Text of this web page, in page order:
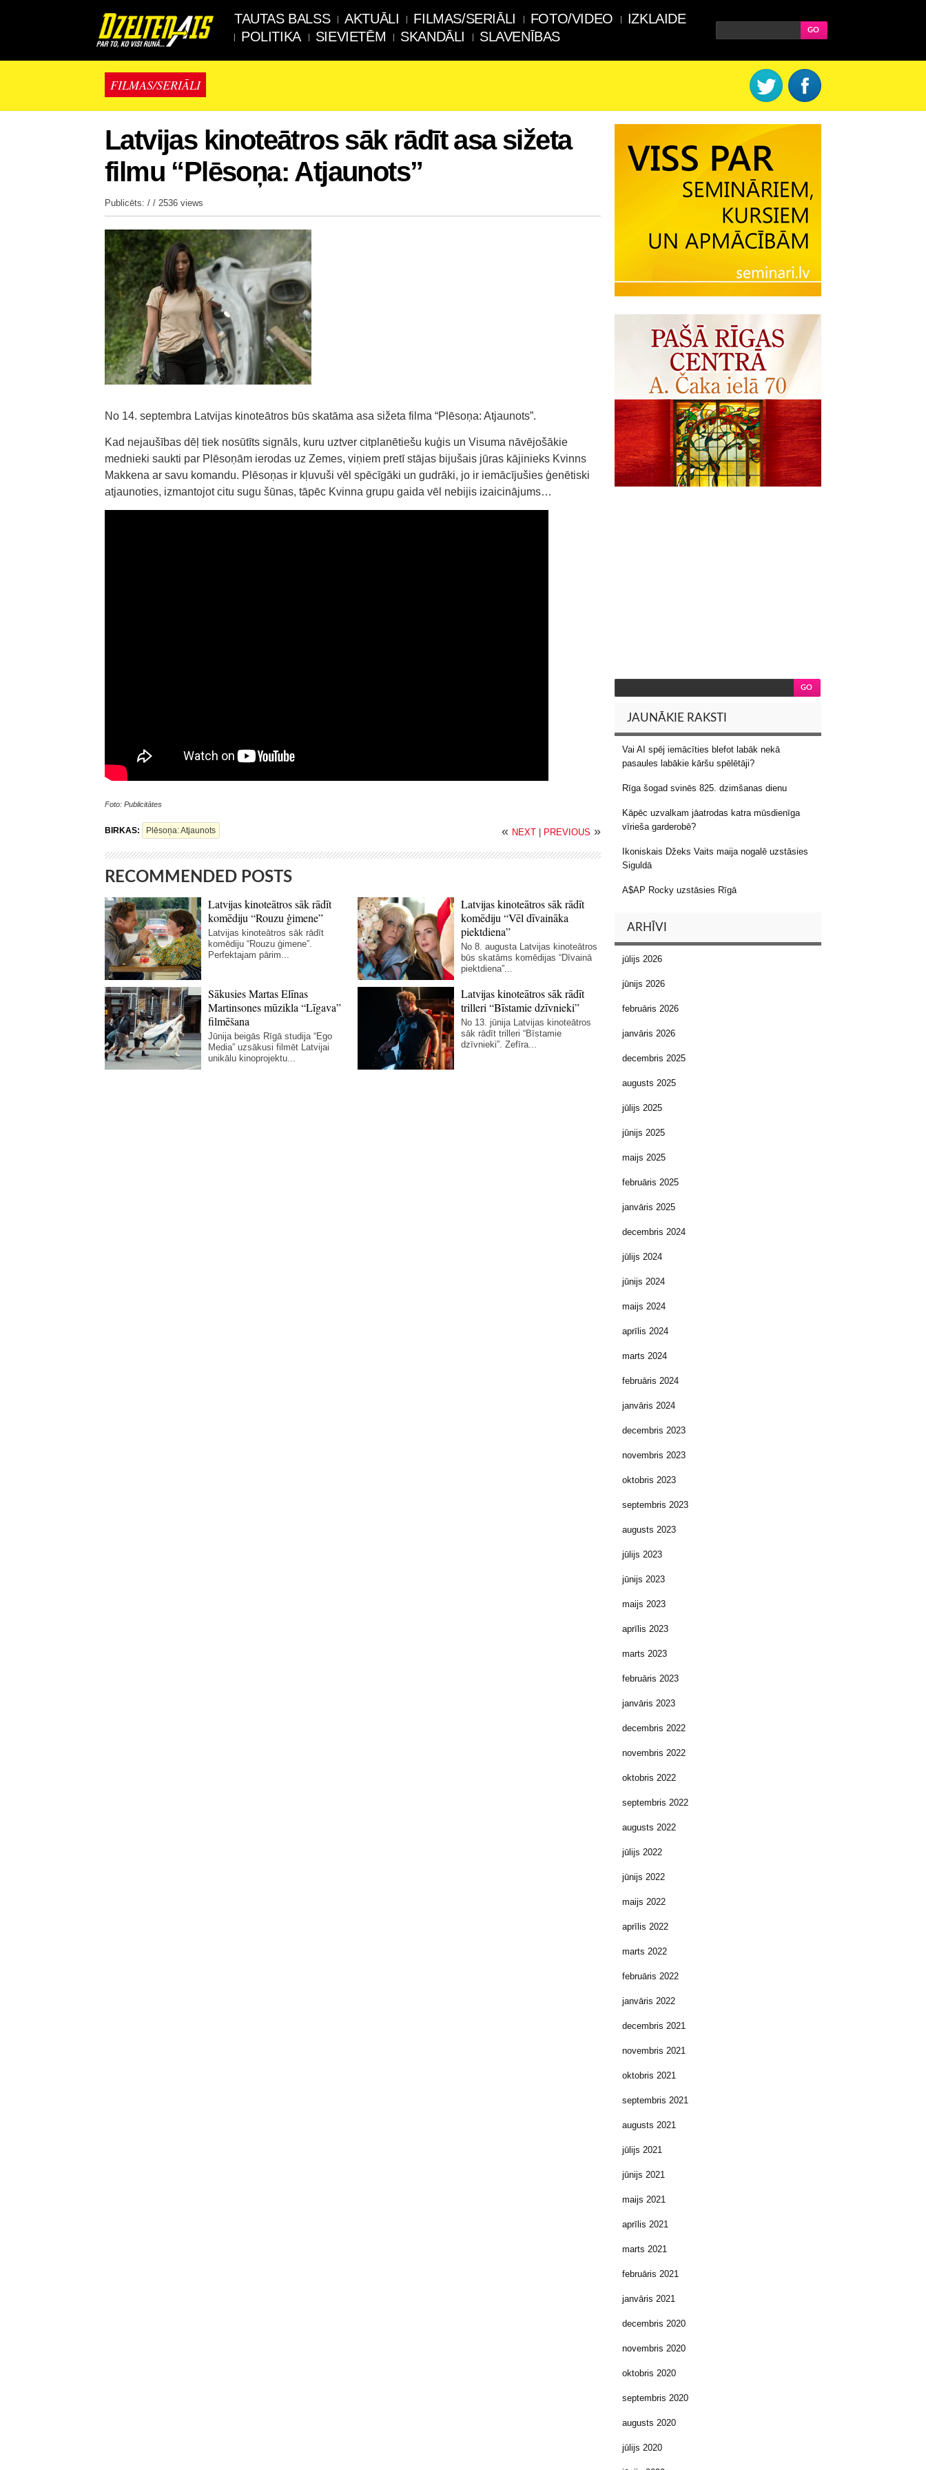
TAUTAS BALSS AKTUĀLI FILMAS/SERIĀLI FOTO/VIDEO
IZKLAIDE
POLITIKA
SIEVIETĒM SKANDĀLI SLAVENĪBAS
FILMAS/SERIĀLI
Latvijas kinoteātros sāk rādīt asa sižeta
filmu “Plēsoņa: Atjaunots”
Publicēts: / / 2536 views
No 14. septembra Latvijas kinoteātros būs skatāma asa sižeta filma “Plēsoņa: Atjaunots”.
Kad nejaušības dēļ tiek nosūtīts signāls, kuru uztver citplanētiešu kuģis un Visuma nāvējošākie
mednieki saukti par Plēsoņām ierodas uz Zemes, viņiem pretī stājas bijušais jūras kājinieks Kvinns
Makkena ar savu komandu. Plēsoņas ir kļuvuši vēl spēcīgāki un gudrāki, jo ir iemācījušies ģenētiski
atjaunoties, izmantojot citu sugu šūnas, tāpēc Kvinna grupu gaida vēl nebijis izaicinājums…
Foto: Publicitātes
BIRKAS: Plēsoņa: Atjaunots « NEXT PREVIOUS »
RECOMMENDED POSTS
Latvijas kinoteātros sāk rādīt
komēdiju “Rouzu ģimene”
Latvijas kinoteātros sāk rādīt
komēdiju “Rouzu ģimene”.
Perfektajam pārim...
Latvijas kinoteātros sāk rādīt
komēdiju “Vēl dīvaināka
piektdiena”
No 8. augusta Latvijas kinoteātros
būs skatāms komēdijas “Dīvainā
piektdiena”...
Sākusies Martas Elīnas
Martinsones mūzikla “Līgava”
filmēšana
Jūnija beigās Rīgā studija “Ego
Media” uzsākusi filmēt Latvijai
unikālu kinoprojektu...
Latvijas kinoteātros sāk rādīt
trilleri “Bīstamie dzīvnieki”
No 13. jūnija Latvijas kinoteātros
sāk rādīt trilleri “Bīstamie
dzīvnieki”. Zefīra...
JAUNĀKIE RAKSTI
Vai AI spēj iemācīties blefot labāk nekā
pasaules labākie kāršu spēlētāji?
Rīga šogad svinēs 825. dzimšanas dienu
Kāpēc uzvalkam jāatrodas katra mūsdienīga
vīrieša garderobē?
Ikoniskais Džeks Vaits maija nogalē uzstāsies
Siguldā
A$AP Rocky uzstāsies Rīgā
ARHĪVI
jūlijs 2026
jūnijs 2026
februāris 2026
janvāris 2026
decembris 2025
augusts 2025
jūlijs 2025
jūnijs 2025
maijs 2025
februāris 2025
janvāris 2025
decembris 2024
jūlijs 2024
jūnijs 2024
maijs 2024
aprīlis 2024
marts 2024
februāris 2024
janvāris 2024
decembris 2023
novembris 2023
oktobris 2023
septembris 2023
augusts 2023
jūlijs 2023
jūnijs 2023
maijs 2023
aprīlis 2023
marts 2023
februāris 2023
janvāris 2023
decembris 2022
novembris 2022
oktobris 2022
septembris 2022
augusts 2022
jūlijs 2022
jūnijs 2022
maijs 2022
aprīlis 2022
marts 2022
februāris 2022
janvāris 2022
decembris 2021
novembris 2021
oktobris 2021
septembris 2021
augusts 2021
jūlijs 2021
jūnijs 2021
maijs 2021
aprīlis 2021
marts 2021
februāris 2021
janvāris 2021
decembris 2020
novembris 2020
oktobris 2020
septembris 2020
augusts 2020
jūlijs 2020